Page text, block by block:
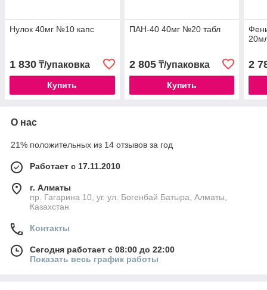
Нулок 40мг №10 капс
1 830 ₸/упаковка
Купить
ПАН-40 40мг №20 табл
2 805₸/упаковка
Купить
2
О нас
21% положительных из 14 отзывов за год
Работает с 17.11.2010
г. Алматы
пр. Гагарина 10, уг. ул. Богенбай Батыра, Алматы,
Казахстан
Контакты
Сегодня работает с 08:00 до 22:00
Показать весь график работы